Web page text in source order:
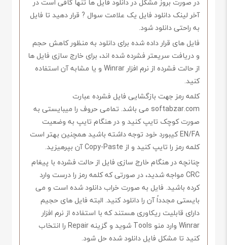
آخر لینک دانلود فایل یک علامت سوال ? قرار دهید تا فایل
به راحتی دانلود شود.
فایل های قرار داده شده برای دانلود به منظور کاهش حجم
و دریافت سریعتر فشرده شده اند، برای خارج سازی فایل ها
از حالت فشرده از نرم افزار Winrar و یا مشابه آن استفاده
کنید.
کلمه رمز جهت بازگشایی فایل فشرده عبارت
softabzar.com می باشد. تمامی حروف را میبایستی به
صورت کوچک تایپ کنید و در هنگام تایپ به وضعیت
EN/FA کیبورد خود توجه داشته باشید همچنین بهتر است
کلمه رمز را تایپ کنید و از Copy-Paste آن بپرهیزید.
چنانچه در هنگام خارج سازی فایل از حالت فشرده با پیغام
CRC مواجه شدید، در صورتی که کلمه رمز را درست وارد
کرده باشید. فایل به صورت خراب دانلود شده است و می
بایستی مجدداً آن را دانلود کنید. البته فایل های حجیم
دارای قابلیت ریکاوری هستند که با استفاده از نرم افزار
Winrar وارد منو Tools شوید و گزینه Repair را انتخاب
کنید تا مشکل فایل دانلود شده حل شود.